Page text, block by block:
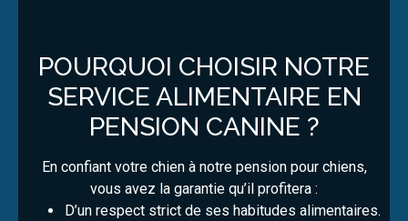
POURQUOI CHOISIR NOTRE
SERVICE ALIMENTAIRE EN
PENSION CANINE ?
En confiant votre chien à notre pension pour chiens,
vous avez la garantie qu’il profitera :
D’un respect strict de ses habitudes alimentaires.